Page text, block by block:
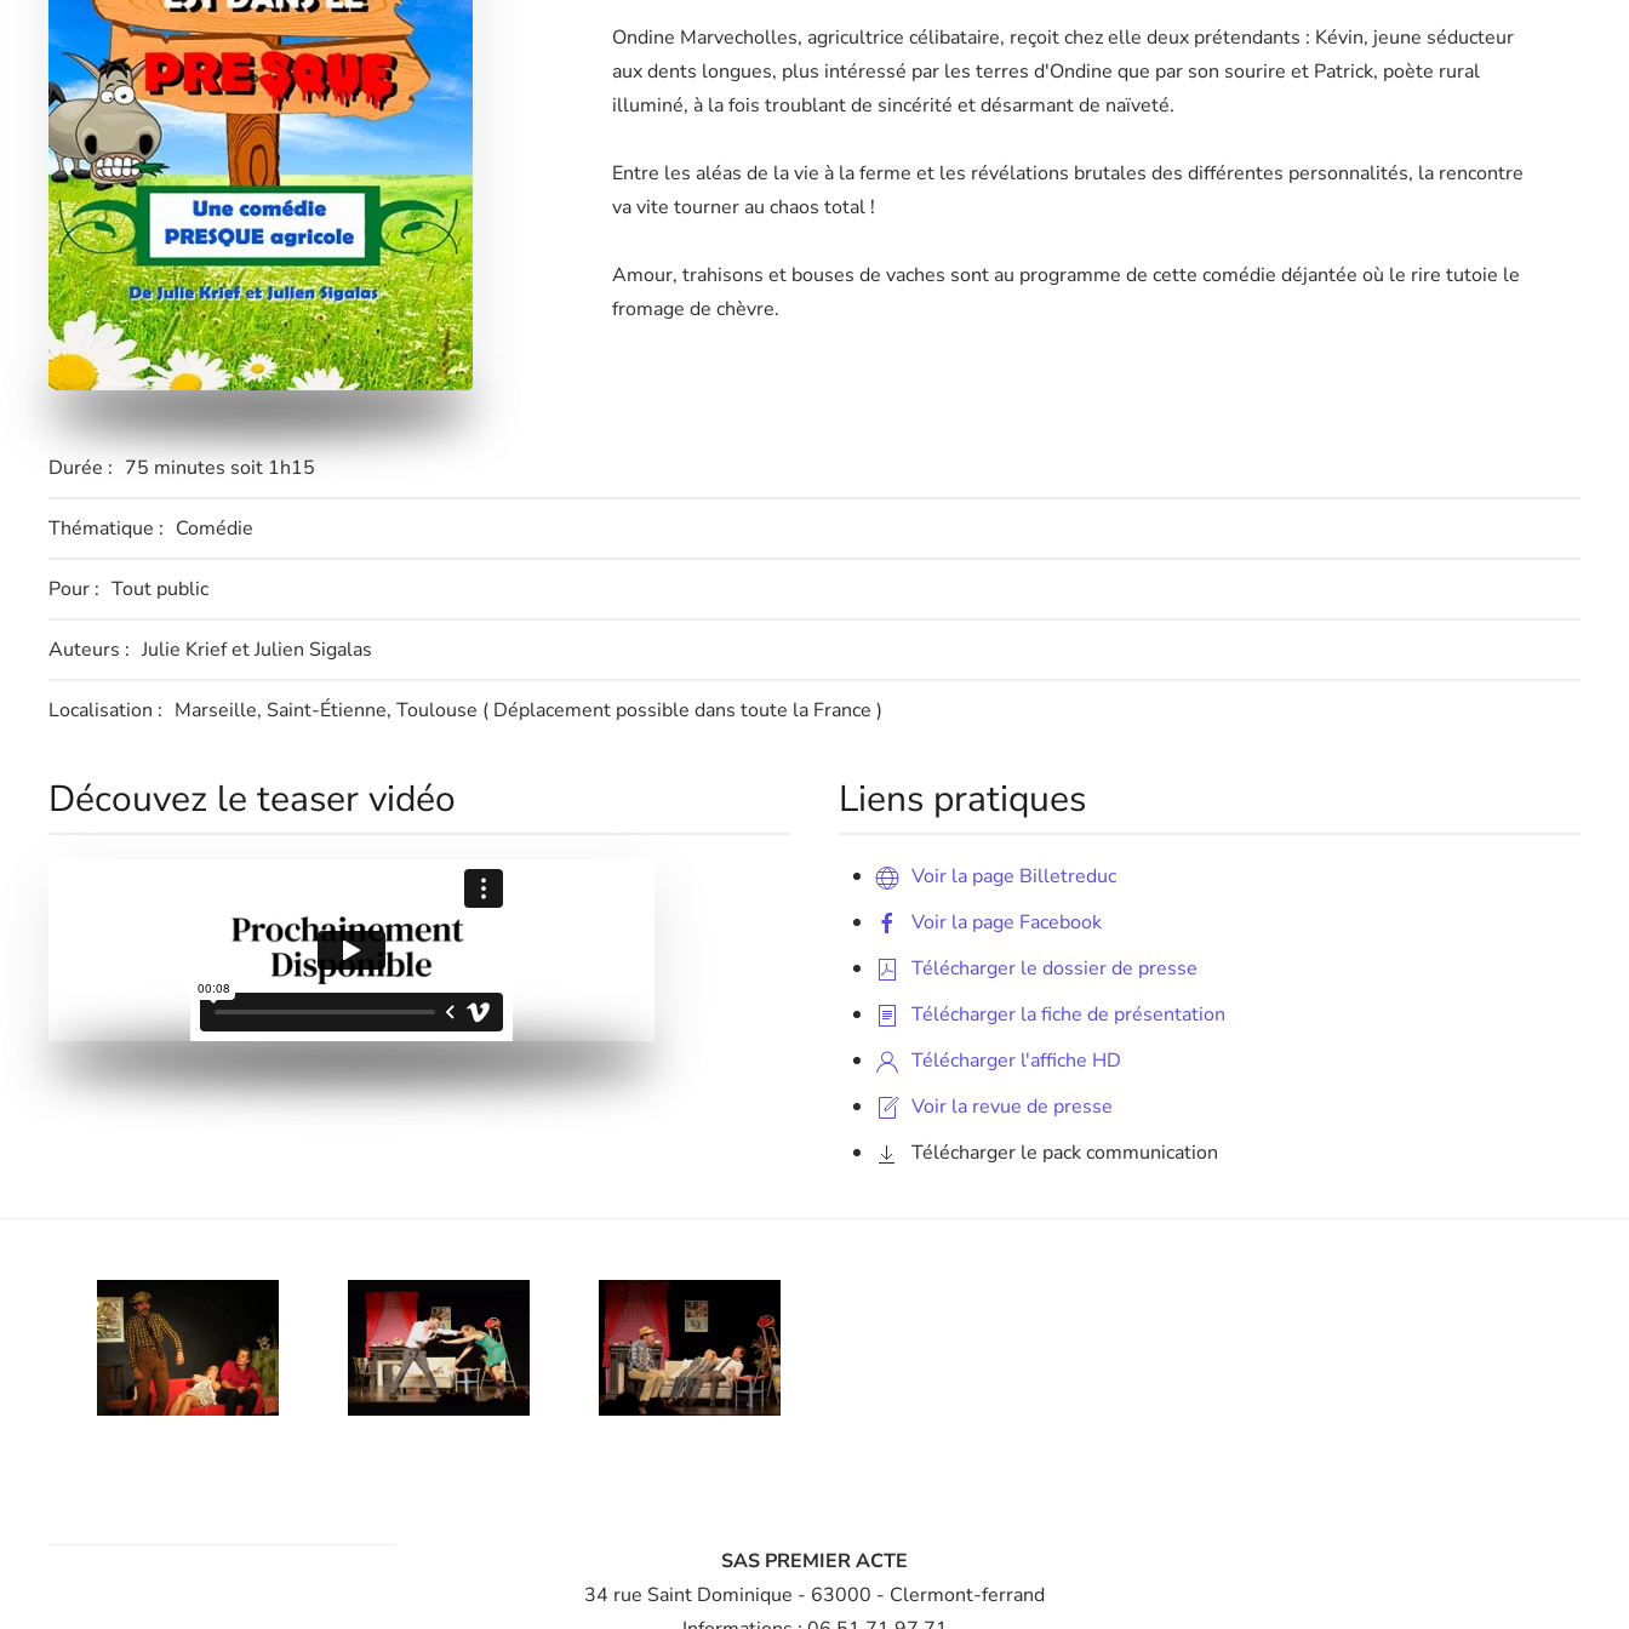
Ondine Marvecholles, agricultrice célibataire, reçoit chez elle deux prétendants : Kévin, jeune séducteur
aux dents longues, plus intéressé par les terres d'Ondine que par son sourire et Patrick, poète rural
illuminé, à la fois troublant de sincérité et désarmant de naïveté.
Entre les aléas de la vie à la ferme et les révélations brutales des différentes personnalités, la rencontre
va vite tourner au chaos total !
Amour, trahisons et bouses de vaches sont au programme de cette comédie déjantée où le rire tutoie le
fromage de chèvre.
Durée : 75 minutes soit 1h15
Thématique : Comédie
Pour : Tout public
Auteurs : Julie Krief et Julien Sigalas
Localisation : Marseille, Saint-Étienne, Toulouse ( Déplacement possible dans toute la France )
Découvez le teaser vidéo Liens pratiques
Voir la page Billetreduc
Voir la page Facebook
Télécharger le dossier de presse
Télécharger la fiche de présentation
Télécharger l'affiche HD
Voir la revue de presse
Télécharger le pack communication
Agrandir Agrandir Agrandir
SAS PREMIER ACTE
34 rue Saint Dominique - 63000 - Clermont-ferrand